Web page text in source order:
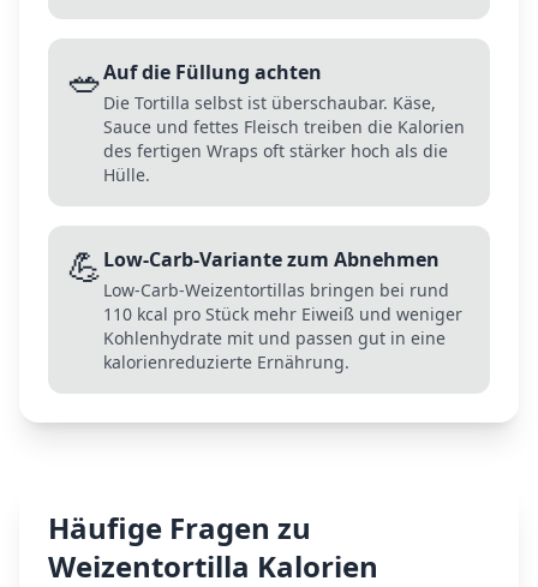
🥗Auf die Füllung achten
Die Tortilla selbst ist überschaubar. Käse,
Sauce und fettes Fleisch treiben die Kalorien
des fertigen Wraps oft stärker hoch als die
Hülle.
💪Low-Carb-Variante zum Abnehmen
Low-Carb-Weizentortillas bringen bei rund
110 kcal pro Stück mehr Eiweiß und weniger
Kohlenhydrate mit und passen gut in eine
kalorienreduzierte Ernährung.
Häufige Fragen zu
Weizentortilla Kalorien